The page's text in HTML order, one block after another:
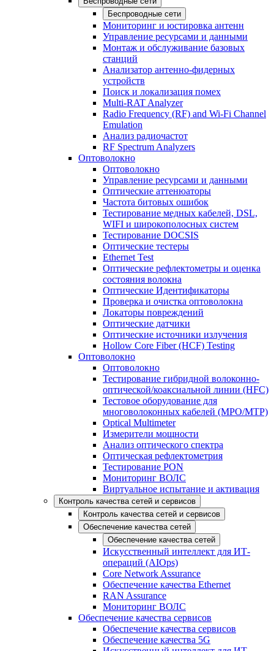
Беспроводные сети
Мониторинг и юстировка антенн
Управление ресурсами и данными
Монтаж и обслуживание базовых
станций
Анализатор антенно-фидерных
устройств
Поиск и локализация помех
Multi-RAT Analyzer
Radio Frequency (RF) and Wi-Fi Channel
Emulation
Анализ радиочастот
RF Spectrum Analyzers
Оптоволокно
Оптоволокно
Управление ресурсами и данными
Оптические aттенюаторы
Частота битовых ошибок
Тестирование медных кабелей, DSL,
WIFI и широкополосных систем
Тестирование DOCSIS
Оптические тестеры
Ethernet Test
Оптические рефлектометры и оценка
состояния волокна
Оптические Идентификаторы
Проверка и очистка оптоволокна
Локаторы повреждений
Оптические датчики
Оптические источники излучения
Hollow Core Fiber (HCF) Testing
Оптоволокно
Оптоволокно
Тестирование гибридной волоконно-
оптической/коаксиальной линии (HFC)
Тестовое оборудование для
многоволоконных кабелей (MPO/MTP)
Optical Multimeter
Измерители мощности
Анализ оптического спектра
Оптическая рефлектометрия
Тестирование PON
Мониторинг ВОЛС
Виртуальное испытание и активация
Контроль качества сетей и сервисов
Контроль качества сетей и сервисов
Обеспечение качества сетей
Обеспечение качества сетей
Искусственный интеллект для ИТ-
операций (AIOps)
Core Network Assurance
Обеспечение качества Ethernet
RAN Assurance
Мониторинг ВОЛС
Обеспечение качества сервисов
Обеспечение качества сервисов
Обеспечение качества 5G